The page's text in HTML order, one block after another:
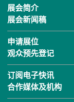
展会简介
展会新闻稿
申请展位
观众预先登记
订阅电子快讯
合作媒体及机构